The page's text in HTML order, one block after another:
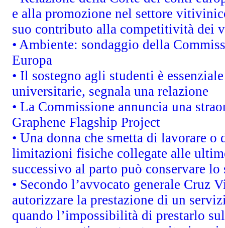
e alla promozione nel settore
suo contributo alla competitività dei
• Ambiente: sondaggio della
Europa
• Il sostegno agli studenti è
universitarie, segnala una relazione
• La Commissione annuncia una
Graphene Flagship Project
• Una donna che smetta di lavorare
limitazioni fisiche collegate alle
successivo al parto può conservare
• Secondo l’avvocato generale Cruz
autorizzare la prestazione di un
quando l’impossibilità di prestarlo